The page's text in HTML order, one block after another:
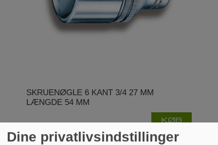
SKRUENØGLE 6 KANT 3/4 27 MM
LÆNGDE 54 MM
373,00 kr.
KØB
Dine privatlivsindstillinger